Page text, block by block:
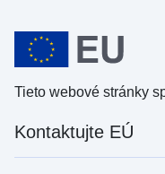
Tieto webové stránky
Kontaktujte EÚ